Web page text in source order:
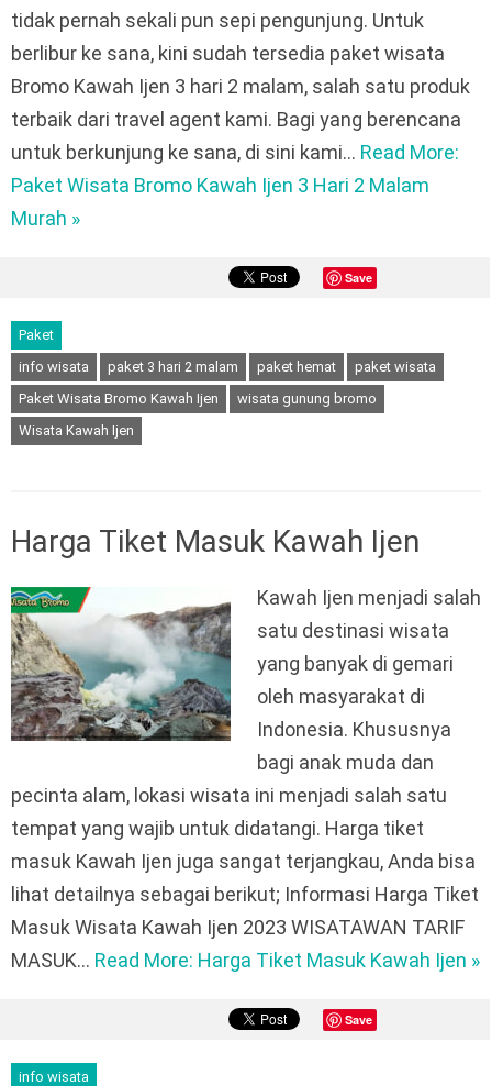
tidak pernah sekali pun sepi pengunjung. Untuk
berlibur ke sana, kini sudah tersedia paket wisata
Bromo Kawah Ijen 3 hari 2 malam, salah satu produk
terbaik dari travel agent kami. Bagi yang berencana
untuk berkunjung ke sana, di sini kami… Read More:
Paket Wisata Bromo Kawah Ijen 3 Hari 2 Malam
Murah »
Save
Paket
info wisata
paket 3 hari 2 malam paket hemat
paket wisata
Paket Wisata Bromo Kawah Ijen
wisata gunung bromo
Wisata Kawah Ijen
Harga Tiket Masuk Kawah Ijen
Kawah Ijen menjadi salah
satu destinasi wisata
yang banyak di gemari
oleh masyarakat di
Indonesia. Khususnya
bagi anak muda dan
pecinta alam, lokasi wisata ini menjadi salah satu
tempat yang wajib untuk didatangi. Harga tiket
masuk Kawah Ijen juga sangat terjangkau, Anda bisa
lihat detailnya sebagai berikut; Informasi Harga Tiket
Masuk Wisata Kawah Ijen 2023 WISATAWAN TARIF
MASUK… Read More: Harga Tiket Masuk Kawah Ijen »
Save
info wisata